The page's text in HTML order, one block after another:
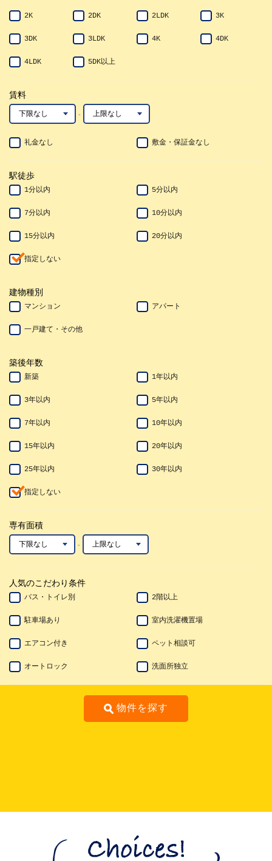
2K 2DK 2LDK 3K
3DK 3LDK 4K 4DK
4LDK 5DK以上
賃料
~
礼金なし 敷金・保証金なし
駅徒歩
1分以内 5分以内
7分以内 10分以内
15分以内 20分以内
指定しない
建物種別
マンション アパート
一戸建て・その他
築後年数
新築 1年以内
3年以内 5年以内
7年以内 10年以内
15年以内 20年以内
25年以内 30年以内
指定しない
専有面積
~
人気のこだわり条件
バス・トイレ別 2階以上
駐車場あり 室内洗濯機置場
エアコン付き ペット相談可
オートロック 洗面所独立
物件を探す